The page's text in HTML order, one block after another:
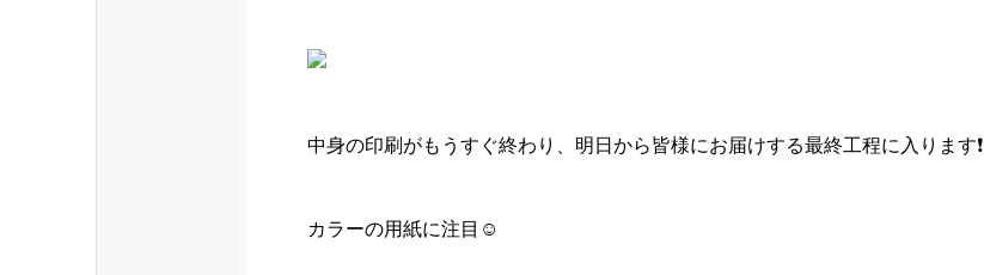
中身の印刷がもうすぐ終わり、明日から皆様にお届けする最終工程に入ります❗️
カラーの用紙に注目☺️